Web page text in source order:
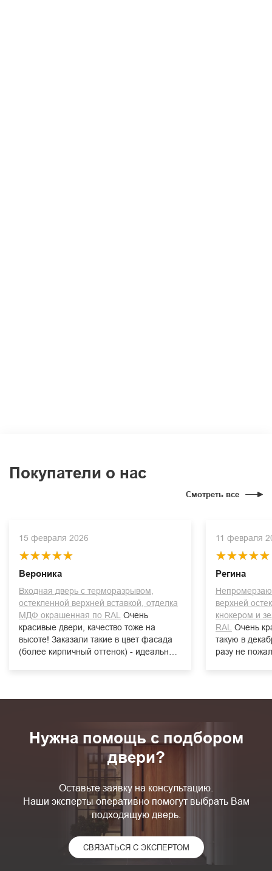
Покупатели о нас
Смотреть все
15 февраля 2026
Вероника
Входная дверь с терморазрывом,
остекленной верхней вставкой, отделка
МДФ окрашенная по RAL
красивые двери, качество тоже на
высоте! Заказали такие в цвет фасада
(более кирпичный оттенок) - идеально
11 февраля
Регина
верхней
кнокером и
RAL
такую в
разу не
не "плачет",
устраивает и
Нужна помощь с подбором
двери?
Оставьте заявку на консультацию.
Наши эксперты оперативно помогут выбрать Вам
подходящую дверь.
СВЯЗАТЬСЯ С ЭКСПЕРТОМ